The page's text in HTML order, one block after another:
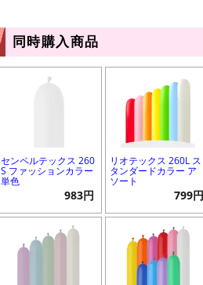
同時購入商品
センペルテックス 260
S ファッションカラー
単色
983円
リオテックス 260L ス
タンダードカラー ア
ソート
799円